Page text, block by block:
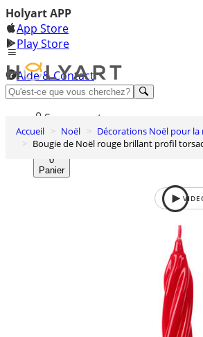
Holyart APP
App Store
Play Store
Aide & Contact
Découvrez Premium
Se connecter
Liste des envies
0
Panier
Accueil Noël Décorations Noël pour
Bougie de Noël rouge brillant profil